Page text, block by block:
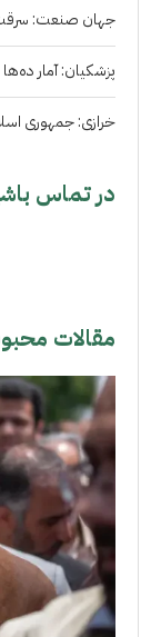
جهان صنعت: سرقت
پزشکیان: آمار
خرازی: جمهوری
در تماس
مقالات